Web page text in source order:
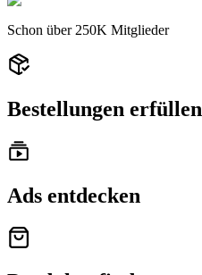
Schon über 250K Mitglieder
Bestellungen erfüllen
Ads entdecken